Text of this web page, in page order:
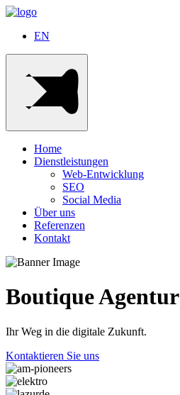
EN
Home
Dienstleistungen
Web-Entwicklung
SEO
Social Media
Über uns
Referenzen
Kontakt
Boutique Agentur
Ihr Weg in die digitale Zukunft.
Kontaktieren Sie uns